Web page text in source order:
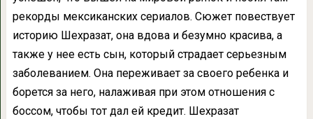
рекорды мексиканских сериалов. Сюжет повествует
историю Шехразат, она вдова и безумно красива, а
также у нее есть сын, который страдает серьезным
заболеванием. Она переживает за своего ребенка и
борется за него, налаживая при этом отношения с
боссом, чтобы тот дал ей кредит. Шехразат